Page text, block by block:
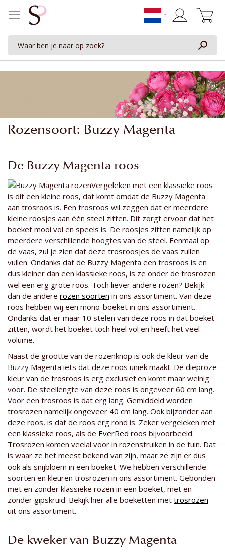
Rozensoort: Buzzy Magenta
De Buzzy Magenta roos
Vergeleken met een klassieke roos
is dit een kleine roos, dat komt omdat de Buzzy Magenta
aan trosroos is. Een trosroos wil zeggen dat er meerdere
kleine roosjes aan één steel zitten. Dit zorgt ervoor dat het
boeket mooi vol en speels is. De roosjes zitten namelijk op
meerdere verschillende hoogtes van de steel. Eenmaal op
de vaas, zul je zien dat deze trosroosjes de vaas zullen
vullen. Ondanks dat de Buzzy Magenta een trosroos is en
dus kleiner dan een klassieke roos, is ze onder de trosrozen
wel een erg grote roos. Toch liever andere rozen? Bekijk
dan de andere rozen soorten in ons assortiment. Van deze
roos hebben wij een mono-boeket in ons assortiment.
Ondanks dat er maar 10 stelen van deze roos in dat boeket
zitten, wordt het boeket toch heel vol en heeft het veel
volume.
Naast de grootte van de rozenknop is ook de kleur van de
Buzzy Magenta iets dat deze roos uniek maakt. De dieproze
kleur van de trosroos is erg exclusief en komt maar weinig
voor. De steellengte van deze roos is ongeveer 60 cm lang.
Voor een trosroos is dat erg lang. Gemiddeld worden
trosrozen namelijk ongeveer 40 cm lang. Ook bijzonder aan
deze roos, is dat de roos erg rond is. Zeker vergeleken met
een klassieke roos, als de EverRed roos bijvoorbeeld.
Trosrozen komen veelal voor in rozenstruiken in de tuin. Dat
is waar ze het meest bekend van zijn, maar ze zijn er dus
ook als snijbloem in een boeket. We hebben verschillende
soorten en kleuren trosrozen in ons assortiment. Gebonden
met en zonder klassieke rozen in een boeket, met en
zonder gipskruid. Bekijk hier alle boeketten met trosrozen
uit ons assortiment.
De kweker van Buzzy Magenta